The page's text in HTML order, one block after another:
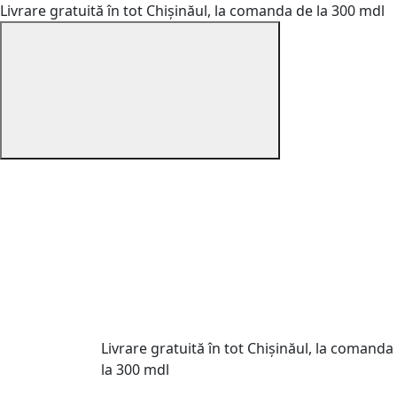
Livrare gratuită în tot Chișinăul, la comanda de la 300 mdl
Livrare gratuită în tot Chișinăul, la comanda
la 300 mdl